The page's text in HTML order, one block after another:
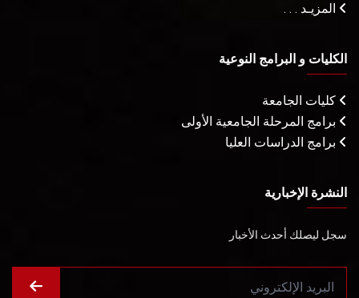
المزيـد . . .
الكليات و البرامج النوعية
كليات الجامعة
برامج المرحلة الجامعية الأولى
برامج الدراسات العليا
النشرة الإخبارية
سجل ليصلك أحدث الأخبار